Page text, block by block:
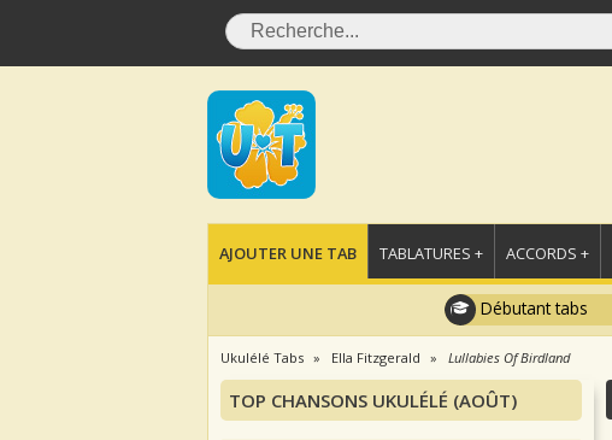
AJOUTER UNE TAB TABLATURES + ACCORDS +
Débutant tabs
Ukulélé Tabs Ella Fitzgerald Lullabies Of Birdland
TOP CHANSONS UKULÉLÉ (AOÛT)